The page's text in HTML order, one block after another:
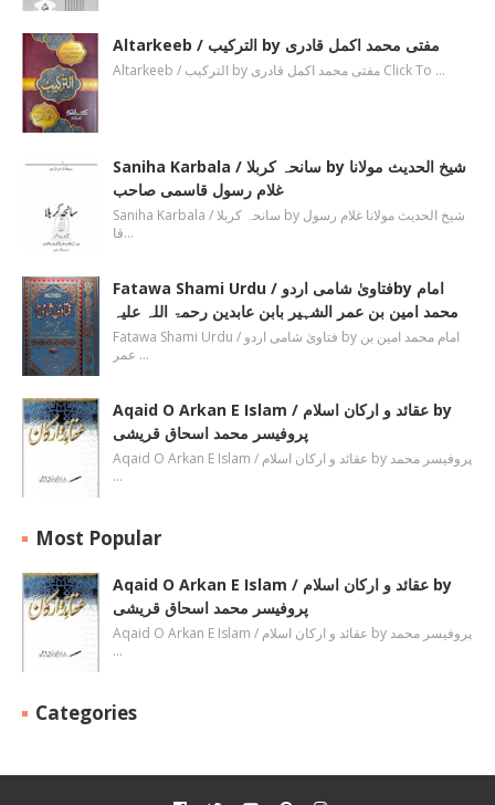
Altarkeeb / الترکیب by مفتی محمد اکمل قادری
Altarkeeb / الترکیب by مفتی محمد اکمل قادری Click To …
Saniha Karbala / سانحہ کربلا by شیخ الحدیث مولانا
غلام رسول قاسمی صاحب
Saniha Karbala / سانحہ کربلا by شیخ الحدیث مولانا غلام رسول
قا…
Fatawa Shami Urdu / فتاویٰ شامی اردوby امام
محمد امین بن عمر الشہیر بابن عابدین رحمۃ اللہ علیہ
Fatawa Shami Urdu / فتاویٰ شامی اردو by امام محمد امین بن
عمر …
Aqaid O Arkan E Islam / عقائد و ارکان اسلام by
پروفیسر محمد اسحاق قریشی
Aqaid O Arkan E Islam / عقائد و ارکان اسلام by پروفیسر محمد
…
Most Popular
Aqaid O Arkan E Islam / عقائد و ارکان اسلام by
پروفیسر محمد اسحاق قریشی
Aqaid O Arkan E Islam / عقائد و ارکان اسلام by پروفیسر محمد
…
Categories